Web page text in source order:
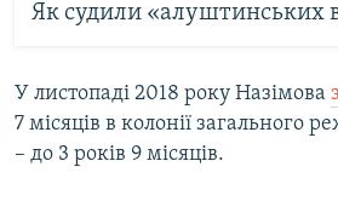
Як судили «алуштинських
У листопаді 2018 року Назімова
7 місяців в колонії загального
– до 3 років 9 місяців.